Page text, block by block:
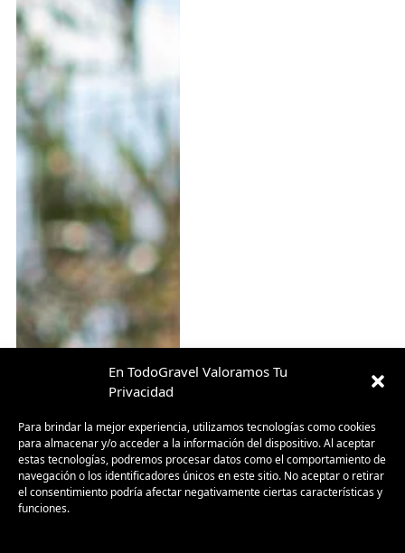
En TodoGravel Valoramos Tu
Privacidad
Para brindar la mejor experiencia, utilizamos tecnologías como cookies
para almacenar y/o acceder a la información del dispositivo. Al aceptar
estas tecnologías, podremos procesar datos como el comportamiento de
navegación o los identificadores únicos en este sitio. No aceptar o retirar
el consentimiento podría afectar negativamente ciertas características y
funciones.
Megamo West 2026: